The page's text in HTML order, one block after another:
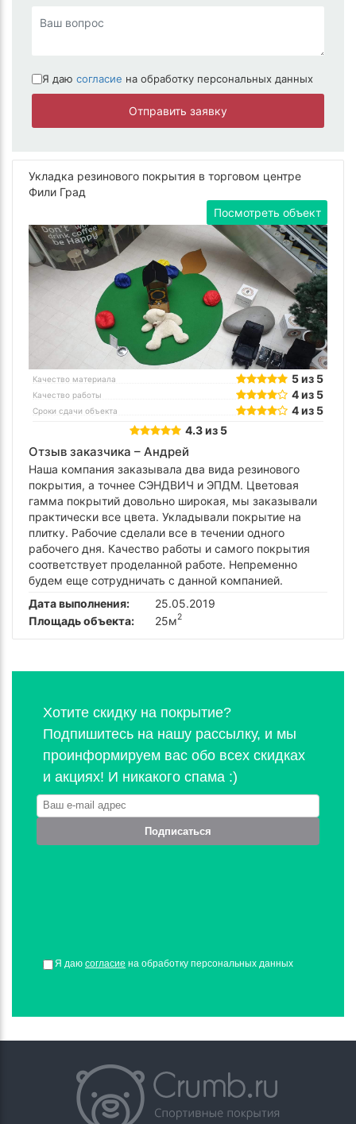
Я даю согласие на обработку персональных данных
Отправить заявку
Укладка резинового покрытия в торговом центре
Фили Град
Посмотреть объект
Качество материала 5 из 5
Качество работы 4 из 5
Сроки сдачи объекта
4 из 5
4.3 из 5
Отзыв заказчика – Андрей
Наша компания заказывала два вида резинового
покрытия, а точнее СЭНДВИЧ и ЭПДМ. Цветовая
гамма покрытий довольно широкая, мы заказывали
практически все цвета. Укладывали покрытие на
плитку. Рабочие сделали все в течении одного
рабочего дня. Качество работы и самого покрытия
соответствует проделанной работе. Непременно
будем еще сотрудничать с данной компанией.
Дата выполнения:
25.05.2019
Площадь объекта:
25м2
Хотите скидку на покрытие?
Подпишитесь на нашу рассылку, и мы
проинформируем вас обо всех скидках
и акциях! И никакого спама :)
Подписаться
Я даю согласие на обработку персональных данных